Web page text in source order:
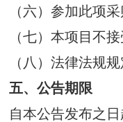
（六）参加此项
（七）本项目不
（八）法律法规
五、公告期限
自本公告发布之日